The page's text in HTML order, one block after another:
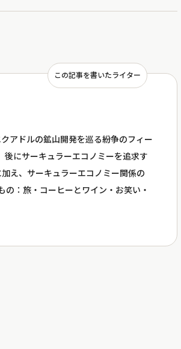
この記事を書いたライター
アドルの鉱山開発を巡る紛争のフィー
後にサーキュラーエコノミーを追求す
え、サーキュラーエコノミー関係の
：旅・コーヒーとワイン・お笑い・